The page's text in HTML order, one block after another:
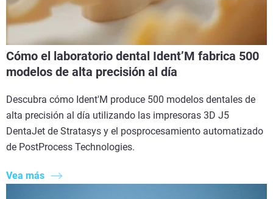
Cómo el laboratorio dental Ident’M fabrica 500
modelos de alta precisión al día
Descubra cómo Ident'M produce 500 modelos dentales de
alta precisión al día utilizando las impresoras 3D J5
DentaJet de Stratasys y el posprocesamiento automatizado
de PostProcess Technologies.
Vea más